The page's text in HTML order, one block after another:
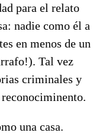
para el relato
nadie como él a
en menos de un
Tal vez
criminales y
una casa.